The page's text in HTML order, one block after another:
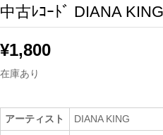
中古ﾚｺｰﾄﾞ DIANA
¥1,800
在庫あり
アーティスト
DIANA KING